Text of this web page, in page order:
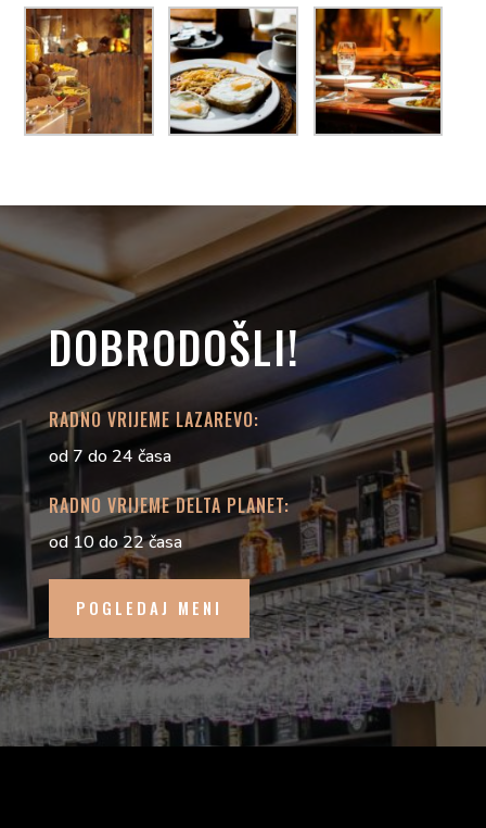
DOBRODOŠLI!
RADNO VRIJEME LAZAREVO:
od 7 do 24 časa
RADNO VRIJEME DELTA PLANET:
od 10 do 22 časa
POGLEDAJ MENI